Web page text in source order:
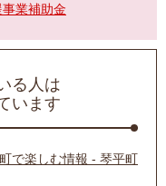
業補助金
る人は
います
で楽しむ情報 - 琴平町